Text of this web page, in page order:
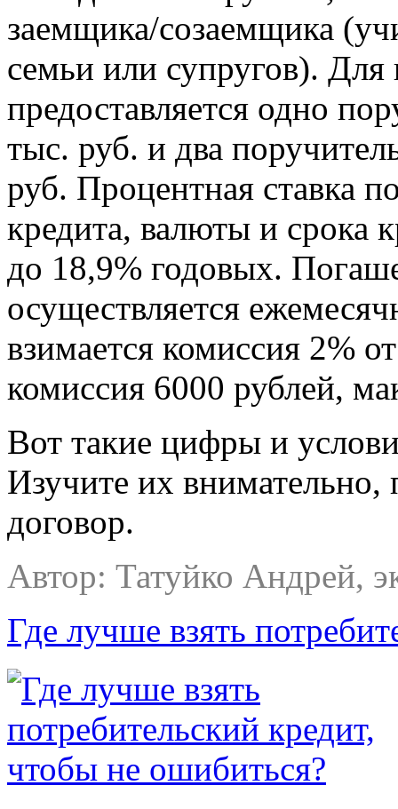
заемщика/созаемщика
семьи или супругов). Для
предоставляется одно
тыс. руб. и два
руб. Процентная ставка
кредита, валюты и срока
до 18,9% годовых.
осуществляется
взимается комиссия 2%
комиссия 6000 рублей,
Вот такие цифры и
Изучите их
договор.
Автор: Татуйко Андрей,
Где лучше взять